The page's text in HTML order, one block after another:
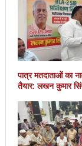
पात्र मतदाताओं का
तैयार: लखन कुमार